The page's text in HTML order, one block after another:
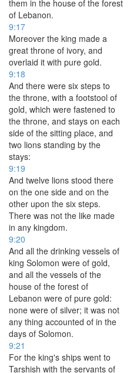
them in the house of the forest
of Lebanon.
9:17
Moreover the king made a
great throne of ivory, and
overlaid it with pure gold.
9:18
And there were six steps to
the throne, with a footstool of
gold, which were fastened to
the throne, and stays on each
side of the sitting place, and
two lions standing by the
stays:
9:19
And twelve lions stood there
on the one side and on the
other upon the six steps.
There was not the like made
in any kingdom.
9:20
And all the drinking vessels of
king Solomon were of gold,
and all the vessels of the
house of the forest of
Lebanon were of pure gold:
none were of silver; it was not
any thing accounted of in the
days of Solomon.
9:21
For the king's ships went to
Tarshish with the servants of